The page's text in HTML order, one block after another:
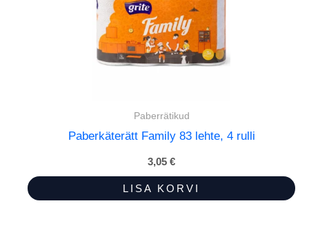
Paberrätikud
Paberkäterätt Family 83 lehte, 4 rulli
3,05 €
LISA KORVI